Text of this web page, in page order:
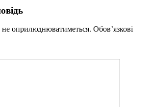
оприлюднюватиметься. Обов’язкові